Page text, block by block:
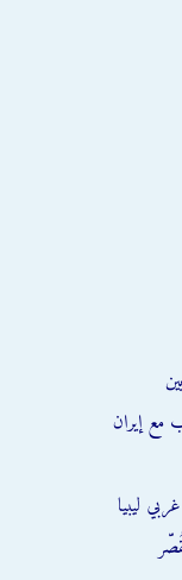
مع إيران
ليبيا